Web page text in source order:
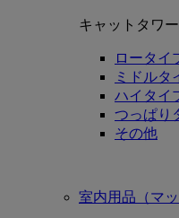
キャットタワー
ロータイ
ミドルタ
ハイタイ
つっぱり
その他
室内用品（マ